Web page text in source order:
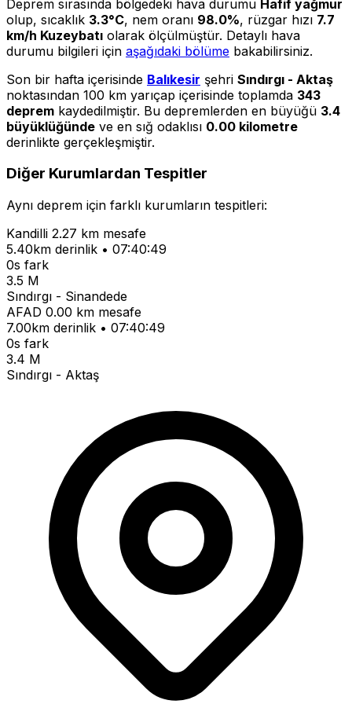
Deprem sırasında bölgedeki hava durumu Hafif yağmur
olup, sıcaklık 3.3°C, nem oranı 98.0%, rüzgar hızı 7.7
km/h Kuzeybatı olarak ölçülmüştür. Detaylı hava
durumu bilgileri için aşağıdaki bölüme bakabilirsiniz.
Son bir hafta içerisinde Balıkesir şehri Sındırgı - Aktaş
noktasından 100 km yarıçap içerisinde toplamda 343
deprem kaydedilmiştir. Bu depremlerden en büyüğü 3.4
büyüklüğünde ve en sığ odaklısı 0.00 kilometre
derinlikte gerçekleşmiştir.
Diğer Kurumlardan Tespitler
Aynı deprem için farklı kurumların tespitleri:
Kandilli 2.27 km mesafe
5.40km derinlik • 07:40:49
0s fark
3.5 M
Sındırgı - Sinandede
AFAD 0.00 km mesafe
7.00km derinlik • 07:40:49
0s fark
3.4 M
Sındırgı - Aktaş